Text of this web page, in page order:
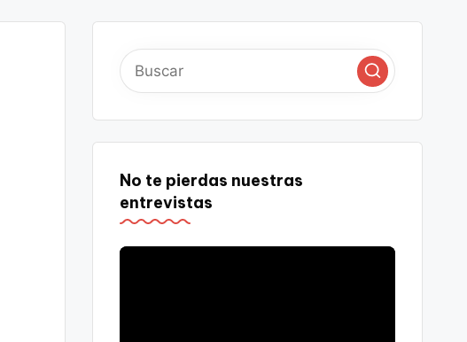
No te pierdas nuestras
entrevistas